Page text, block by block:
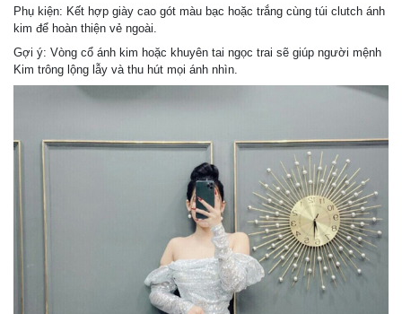
Phụ kiện: Kết hợp giày cao gót màu bạc hoặc trắng cùng túi clutch ánh
kim để hoàn thiện vẻ ngoài.
Gợi ý: Vòng cổ ánh kim hoặc khuyên tai ngọc trai sẽ giúp người mệnh
Kim trông lộng lẫy và thu hút mọi ánh nhìn.